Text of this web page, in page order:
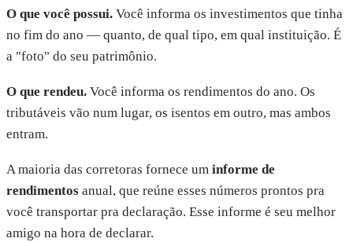
O que você possui. Você informa os investimentos que tinha
no fim do ano — quanto, de qual tipo, em qual instituição. É
a "foto" do seu patrimônio.
O que rendeu. Você informa os rendimentos do ano. Os
tributáveis vão num lugar, os isentos em outro, mas ambos
entram.
A maioria das corretoras fornece um informe de
rendimentos anual, que reúne esses números prontos pra
você transportar pra declaração. Esse informe é seu melhor
amigo na hora de declarar.